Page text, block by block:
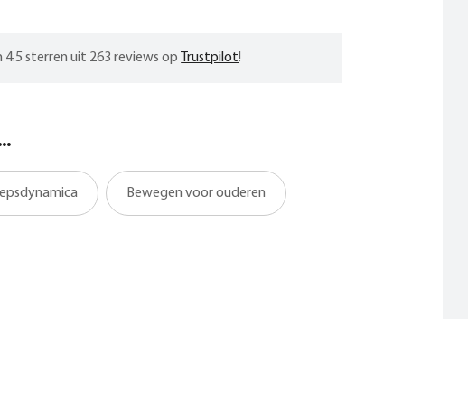
4.5 sterren uit 263 reviews op Trustpilot!
Bewegen voor ouderen